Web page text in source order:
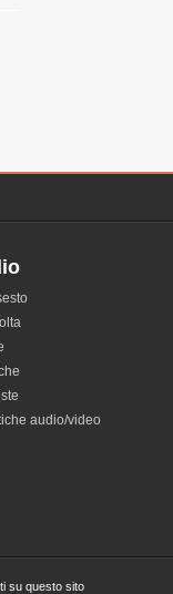
audio/video
su questo sito